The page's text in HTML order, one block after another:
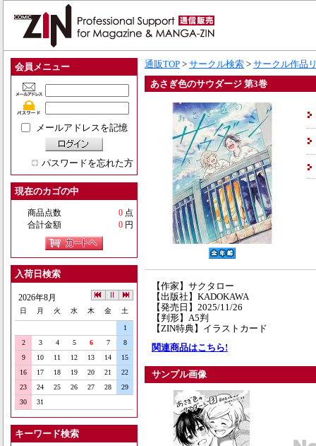
会員メニュー
メールアドレスを記憶
パスワードを忘れた方
現在のカゴの中
商品点数 0 点
合計金額
0 円
入荷日検索
2026年8月
日 月 火 水 木 金 土
1
2
3 4 5 6 7
8
9
10 11 12 13 14
15
16
17 18 19 20 21
22
23
24 25 26 27 28
29
30
31
キーワード検索
通販TOP > サークル検索 > サークル作品
あさぎ色のサウダージ 第3巻
【作家】サクタロー
【出版社】KADOKAWA
【発売日】2025/11/26
【判形】A5判
【ZIN特典】イラストカード
関連商品はこちら!
サンプル画像